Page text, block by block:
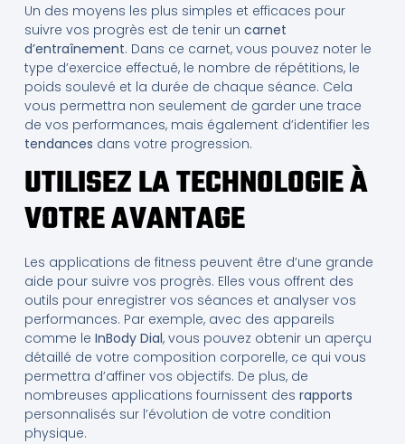
Un des moyens les plus simples et efficaces pour
suivre vos progrès est de tenir un carnet
d’entraînement. Dans ce carnet, vous pouvez noter le
type d’exercice effectué, le nombre de répétitions, le
poids soulevé et la durée de chaque séance. Cela
vous permettra non seulement de garder une trace
de vos performances, mais également d’identifier les
tendances dans votre progression.
UTILISEZ LA TECHNOLOGIE À
VOTRE AVANTAGE
Les applications de fitness peuvent être d’une grande
aide pour suivre vos progrès. Elles vous offrent des
outils pour enregistrer vos séances et analyser vos
performances. Par exemple, avec des appareils
comme le InBody Dial, vous pouvez obtenir un aperçu
détaillé de votre composition corporelle, ce qui vous
permettra d’affiner vos objectifs. De plus, de
nombreuses applications fournissent des rapports
personnalisés sur l’évolution de votre condition
physique.